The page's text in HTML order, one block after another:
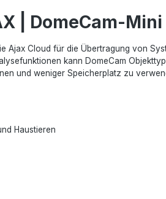
| DomeCam-
Ajax Cloud für die Übertragung von
kann DomeCam
und weniger Speicherplatz zu
Haustieren